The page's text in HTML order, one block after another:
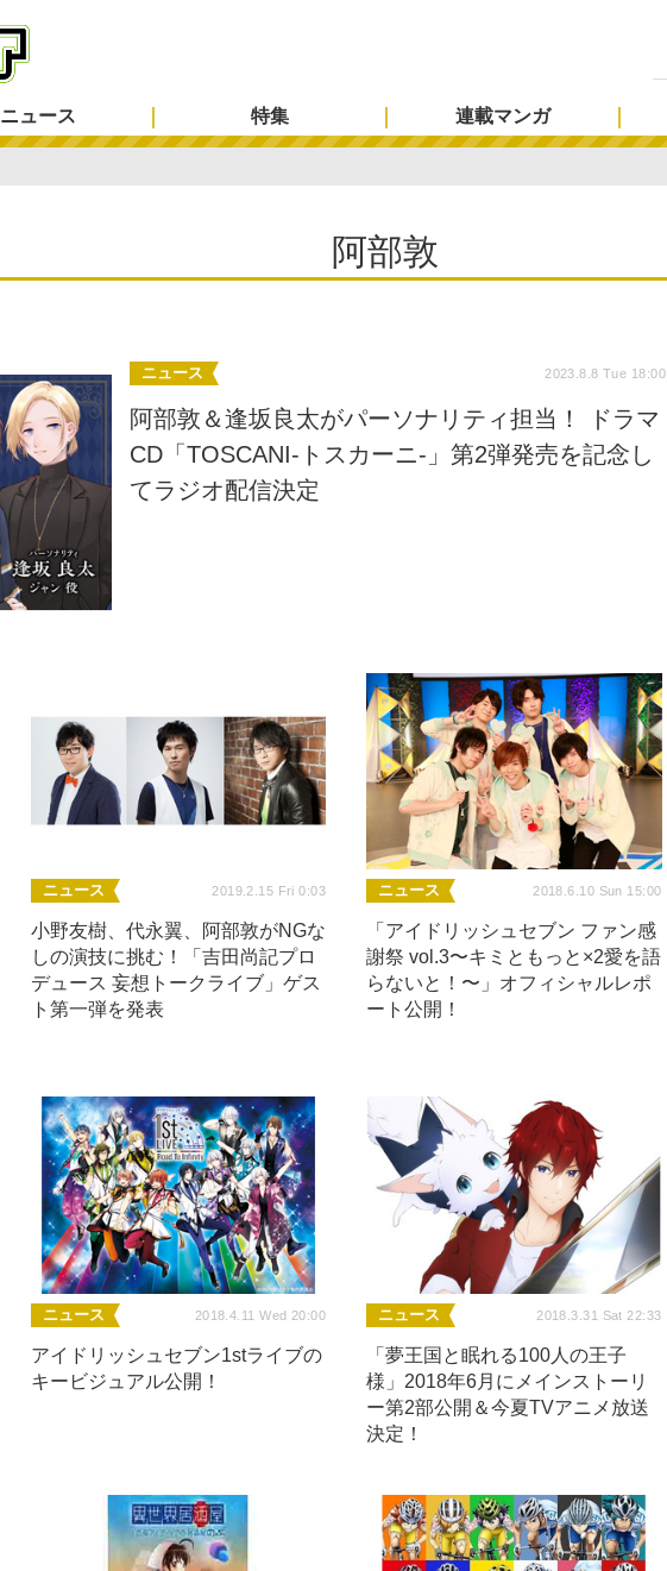
ニュース 特集 連載マンガ
阿部敦
ニュース 2023.8.8 Tue 18:00
阿部敦＆逢坂良太がパーソナリティ担当！ ドラマ
CD「TOSCANI-トスカーニ-」第2弾発売を記念し
てラジオ配信決定
ニュース 2019.2.15 Fri 0:03
小野友樹、代永翼、阿部敦がNGな
しの演技に挑む！「吉田尚記プロ
デュース 妄想トークライブ」ゲス
ト第一弾を発表
ニュース 2018.6.10 Sun 15:00
「アイドリッシュセブン ファン感
謝祭 vol.3〜キミともっと×2愛を語
らないと！〜」オフィシャルレポ
ート公開！
ニュース 2018.4.11 Wed 20:00
アイドリッシュセブン1stライブの
キービジュアル公開！
ニュース 2018.3.31 Sat 22:33
「夢王国と眠れる100人の王子
様」2018年6月にメインストーリ
ー第2部公開＆今夏TVアニメ放送
決定！